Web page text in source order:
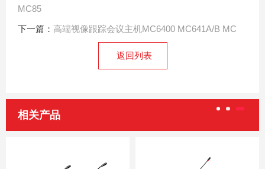
MC85
下一篇： 高端视像跟踪会议主机MC6400 MC641A/B MC
返回列表
相关产品